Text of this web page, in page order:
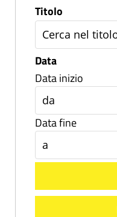
Titolo
Data
Data inizio
Data fine